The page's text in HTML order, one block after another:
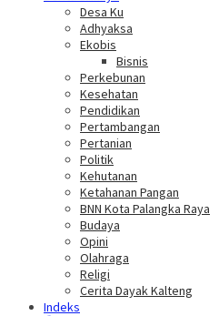
Desa Ku
Adhyaksa
Ekobis
Bisnis
Perkebunan
Kesehatan
Pendidikan
Pertambangan
Pertanian
Politik
Kehutanan
Ketahanan Pangan
BNN Kota Palangka Raya
Budaya
Opini
Olahraga
Religi
Cerita Dayak Kalteng
Indeks